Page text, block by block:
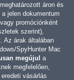
áron és
jelen dokumentum
promóciónként
szerint),
Az árak általában
SpyHunter Mac
megújul a
megfelelően,
vásárlás